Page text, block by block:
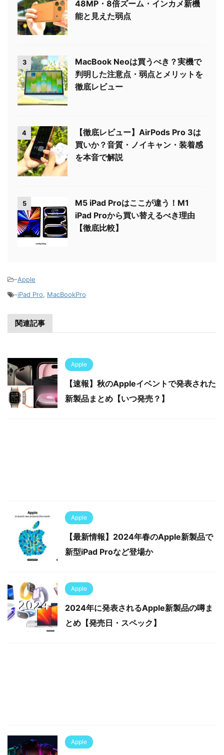
48MP・8倍ズーム・インカメ新機
能と見えた弱点
3
MacBook Neoは買うべき？実機で
判明した注意点・弱点とメリットを
徹底レビュー
4
【徹底レビュー】AirPods Pro 3は
買いか？音質・ノイキャン・装着感
を本音で解説
5
M5 iPad Proはここが違う！M1
iPad Proから買い替えるべき理由
【徹底比較】
-Apple
-iPad Pro, MacBookPro
関連記事
Apple
【速報】秋のAppleイベントで発表された
新製品まとめ【いつ発売？】
Apple
【最新情報】2024年春のApple新製品で
新型iPad Proなど登場か
Apple
2024年に発表されるApple新製品の噂ま
とめ【発売日・スペック】
Apple